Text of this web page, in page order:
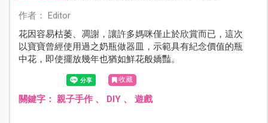
作者： Editor
花因容易枯萎、凋謝，讓許多媽咪僅止於欣賞而已，這次
以寶寶曾經使用過之奶瓶做器皿，示範具有紀念價值的瓶
中花，即使擺放幾年也猶如鮮花般嬌豔。
收藏
關鍵字： 親子手作、 DIY、 遊戲